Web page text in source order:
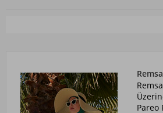
Pareo